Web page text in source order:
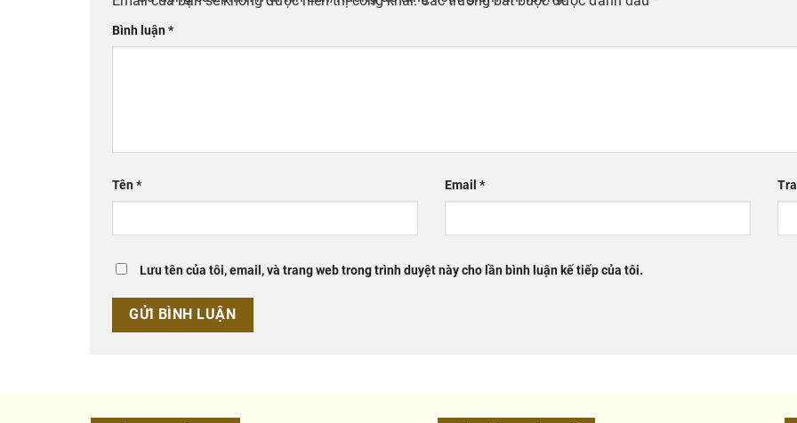
Bình luận*
Tên* Email *
Lưu tên của tôi, email, và trang web trong trình duyệt này cho lần bình luận kế tiếp của tôi.